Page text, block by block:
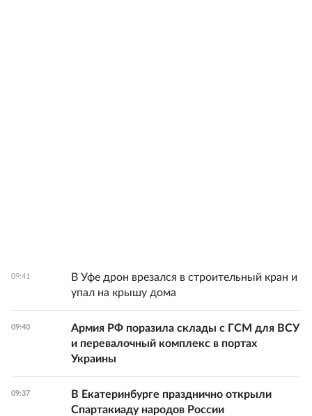
09:41
В Уфе дрон врезался в строительный кран и
упал на крышу дома
09:40
Армия РФ поразила склады с ГСМ для ВСУ
и перевалочный комплекс в портах
Украины
09:37
В Екатеринбурге празднично открыли
Спартакиаду народов России